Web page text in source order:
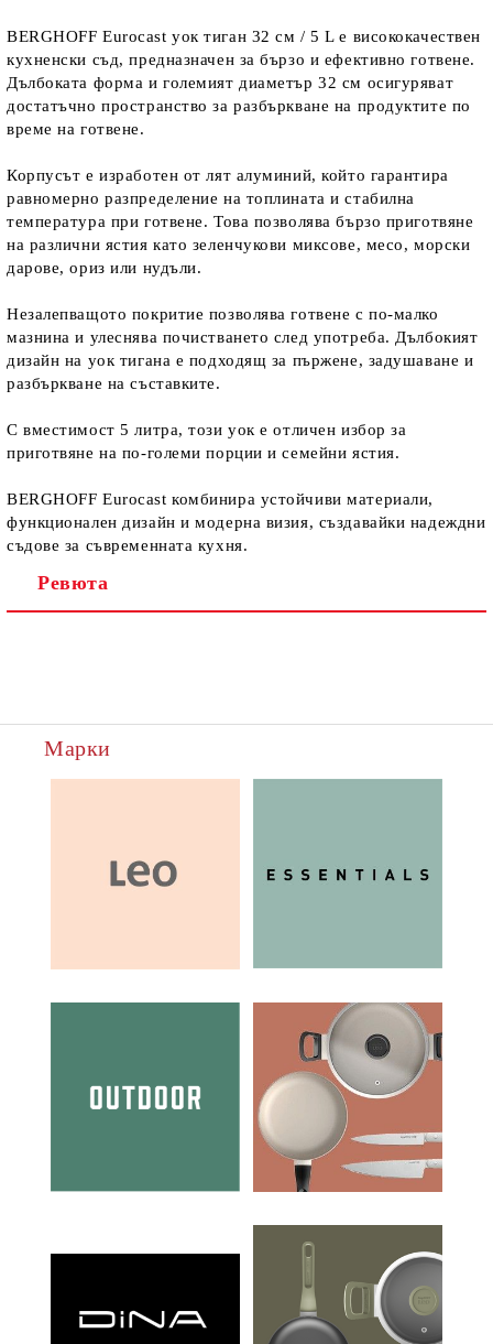
BERGHOFF Eurocast уок тиган 32 см / 5 L е висококачествен
кухненски съд, предназначен за бързо и ефективно готвене.
Дълбоката форма и големият диаметър 32 см осигуряват
достатъчно пространство за разбъркване на продуктите по
време на готвене.
Корпусът е изработен от лят алуминий, който гарантира
равномерно разпределение на топлината и стабилна
температура при готвене. Това позволява бързо приготвяне
на различни ястия като зеленчукови миксове, месо, морски
дарове, ориз или нудъли.
Незалепващото покритие позволява готвене с по-малко
мазнина и улеснява почистването след употреба. Дълбокият
дизайн на уок тигана е подходящ за пържене, задушаване и
разбъркване на съставките.
С вместимост 5 литра, този уок е отличен избор за
приготвяне на по-големи порции и семейни ястия.
BERGHOFF Eurocast комбинира устойчиви материали,
функционален дизайн и модерна визия, създавайки надеждни
съдове за съвременната кухня.
Ревюта
Марки